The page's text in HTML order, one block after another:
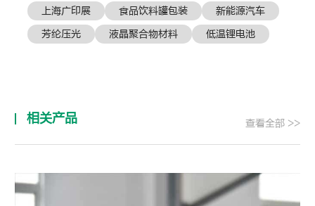
上海广印展
食品饮料罐包装
新能源汽车
芳纶压光
液晶聚合物材料 低温锂电池
相关产品 查看全部 >>